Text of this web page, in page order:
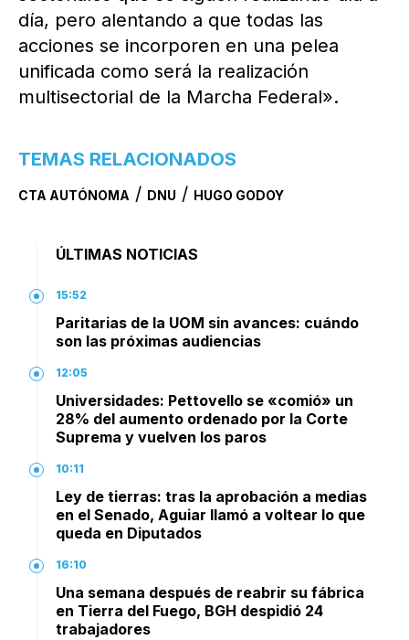
día, pero alentando a que todas las
acciones se incorporen en una pelea
unificada como será la realización
multisectorial de la Marcha Federal».
TEMAS RELACIONADOS
CTA AUTÓNOMA / DNU / HUGO GODOY
ÚLTIMAS NOTICIAS
15:52
Paritarias de la UOM sin avances: cuándo
son las próximas audiencias
12:05
Universidades: Pettovello se «comió» un
28% del aumento ordenado por la Corte
Suprema y vuelven los paros
10:11
Ley de tierras: tras la aprobación a medias
en el Senado, Aguiar llamó a voltear lo que
queda en Diputados
16:10
Una semana después de reabrir su fábrica
en Tierra del Fuego, BGH despidió 24
trabajadores